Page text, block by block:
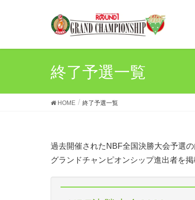
終了予選一覧
HOME 終了予選一覧
過去開催されたNBF全国決勝大会予選
グランドチャンピオンシップ進出者を掲